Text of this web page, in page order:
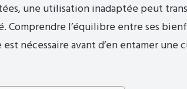
une utilisation inadaptée peut
Comprendre l’équilibre entre ses
nécessaire avant d’en entamer une